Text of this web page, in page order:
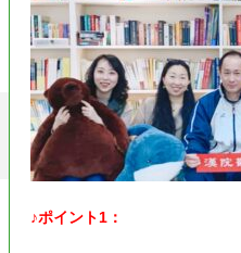
♪ポイント1：